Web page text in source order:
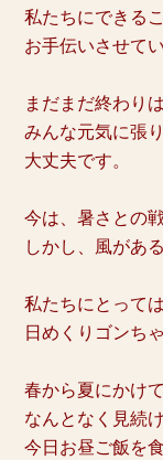
私たちにできる
お手伝いさせて
まだまだ終わり
みんな元気に張
大丈夫です。
今は、暑さとの
しかし、 風があ
私たちにとっては
日めくりゴンち
春から夏にかけ
なんとなく見続
今日お昼ご飯を